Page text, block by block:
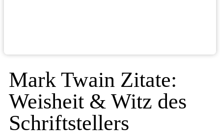
Mark Twain Zitate:
Weisheit & Witz des
Schriftstellers